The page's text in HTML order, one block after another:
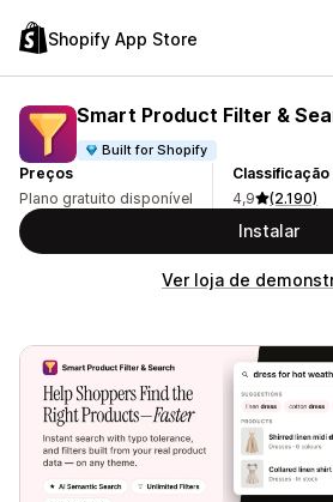
Shopify App Store
Smart Product Filter &
Built for Shopify
Preços
Plano gratuito disponível
Classificação
4,9
(2.190)
Instalar
Ver loja de